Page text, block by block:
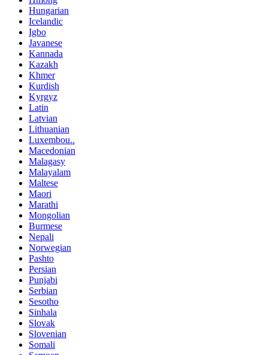
Hungarian
Icelandic
Igbo
Javanese
Kannada
Kazakh
Khmer
Kurdish
Kyrgyz
Latin
Latvian
Lithuanian
Luxembou..
Macedonian
Malagasy
Malayalam
Maltese
Maori
Marathi
Mongolian
Burmese
Nepali
Norwegian
Pashto
Persian
Punjabi
Serbian
Sesotho
Sinhala
Slovak
Slovenian
Somali